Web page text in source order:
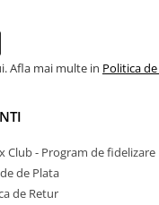
Afla mai multe in Politica
Club - Program de fidelizare
de Plata
de Retur